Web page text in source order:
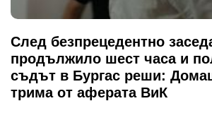
След безпрецедентно
продължило шест часа и
съдът в Бургас реши:
трима от аферата ВиК